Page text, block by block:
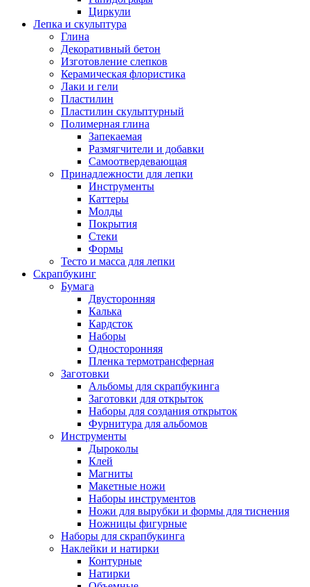
Циркули
Лепка и скульптура
Глина
Декоративный бетон
Изготовление слепков
Керамическая флористика
Лаки и гели
Пластилин
Пластилин скульптурный
Полимерная глина
Запекаемая
Размягчители и добавки
Самоотвердевающая
Принадлежности для лепки
Инструменты
Каттеры
Молды
Покрытия
Стеки
Формы
Тесто и масса для лепки
Скрапбукинг
Бумага
Двусторонняя
Калька
Кардсток
Наборы
Односторонняя
Пленка термотрансферная
Заготовки
Альбомы для скрапбукинга
Заготовки для открыток
Наборы для создания открыток
Фурнитура для альбомов
Инструменты
Дыроколы
Клей
Магниты
Макетные ножи
Наборы инструментов
Ножи для вырубки и формы для тиснения
Ножницы фигурные
Наборы для скрапбукинга
Наклейки и натирки
Контурные
Натирки